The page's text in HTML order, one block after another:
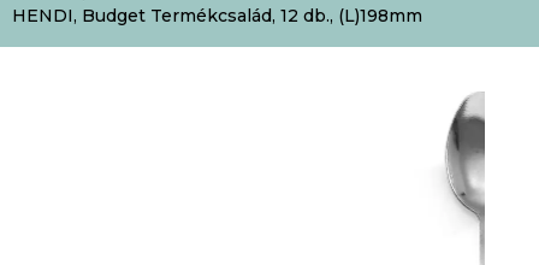
HENDI, Budget Termékcsalád, 12 db., (L)198mm